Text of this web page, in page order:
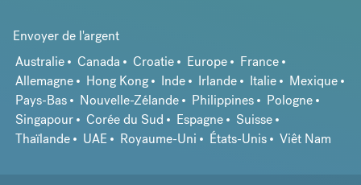
Envoyer de l'argent
Australie
Canada Croatie Europe
France
Allemagne
Hong Kong Inde Irlande Italie
Mexique
Pays-Bas
Nouvelle-Zélande Philippines
Pologne
Singapour
Corée du Sud Espagne
Suisse
Thaïlande
UAE Royaume-Uni États-Unis Viêt Nam